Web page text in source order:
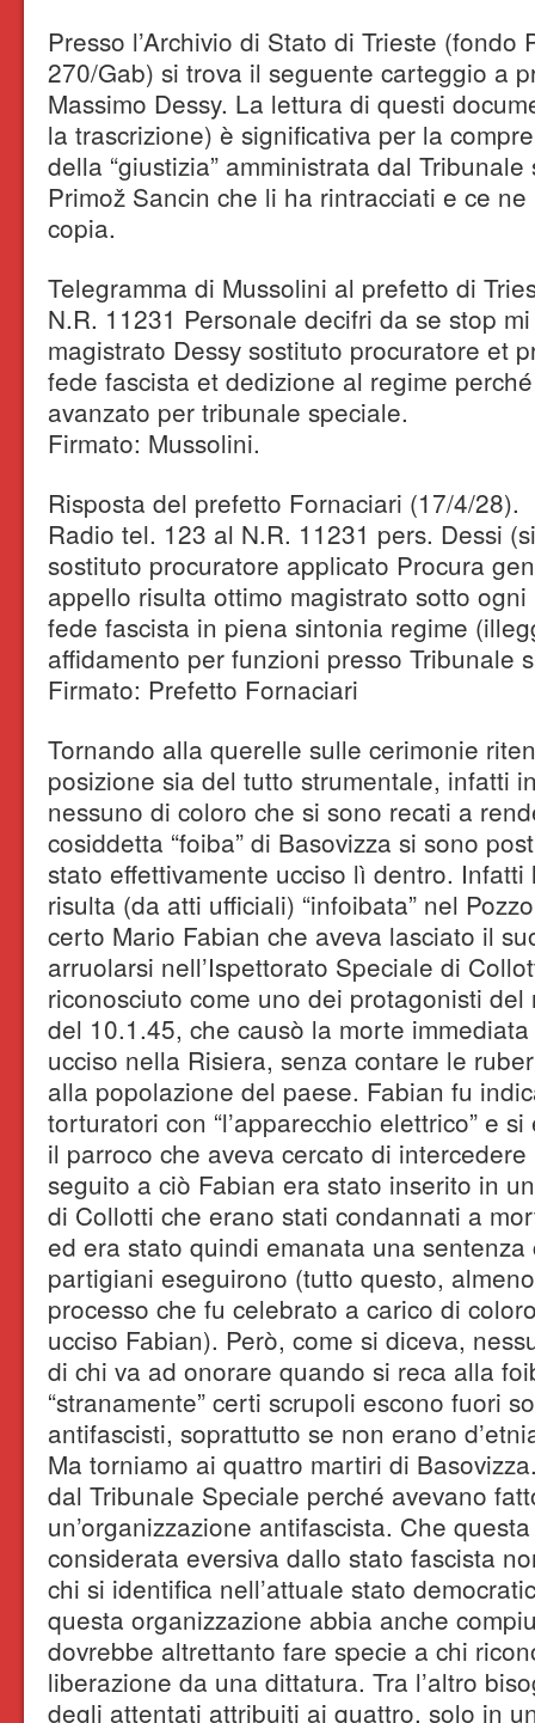
Presso l’Archivio di Stato di Trieste (fondo
270/Gab) si trova il seguente carteggio a
Massimo Dessy. La lettura di questi
la trascrizione) è significativa per la
della “giustizia” amministrata dal
Primož Sancin che li ha rintracciati e ce
copia.
Telegramma di Mussolini al prefetto di
N.R. 11231 Personale decifri da se stop
magistrato Dessy sostituto procuratore et
fede fascista et dedizione al regime
avanzato per tribunale speciale.
Firmato: Mussolini.
Risposta del prefetto Fornaciari (17/4/28).
Radio tel. 123 al N.R. 11231 pers. Dessi
sostituto procuratore applicato Procura
appello risulta ottimo magistrato sotto
fede fascista in piena sintonia regime
affidamento per funzioni presso Tribunale
Firmato: Prefetto Fornaciari
Tornando alla querelle sulle cerimonie
posizione sia del tutto strumentale, infatti
nessuno di coloro che si sono recati a
cosiddetta “foiba” di Basovizza si sono
stato effettivamente ucciso lì dentro. Infatti
risulta (da atti ufficiali) “infoibata” nel
certo Mario Fabian che aveva lasciato il
arruolarsi nell’Ispettorato Speciale di
riconosciuto come uno dei protagonisti
del 10.1.45, che causò la morte
ucciso nella Risiera, senza contare le
alla popolazione del paese. Fabian fu
torturatori con “l’apparecchio elettrico” e
il parroco che aveva cercato di
seguito a ciò Fabian era stato inserito in
di Collotti che erano stati condannati a
ed era stato quindi emanata una
partigiani eseguirono (tutto questo,
processo che fu celebrato a carico di
ucciso Fabian). Però, come si diceva,
di chi va ad onorare quando si reca alla
“stranamente” certi scrupoli escono fuori
antifascisti, soprattutto se non erano
Ma torniamo ai quattro martiri di
dal Tribunale Speciale perché avevano
un’organizzazione antifascista. Che
considerata eversiva dallo stato fascista
chi si identifica nell’attuale stato
questa organizzazione abbia anche
dovrebbe altrettanto fare specie a chi
liberazione da una dittatura. Tra l’altro
degli attentati attribuiti ai quattro, solo in